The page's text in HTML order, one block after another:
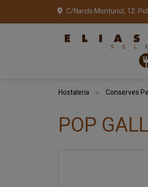
C/Narcís Monturiol, 12.
Hostaleria Conserves
POP